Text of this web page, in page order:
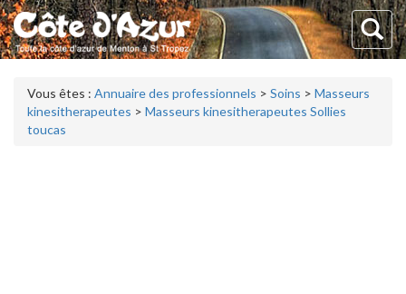
Vous êtes : Annuaire des professionnels > Soins > Masseurs
kinesitherapeutes > Masseurs kinesitherapeutes Sollies
toucas